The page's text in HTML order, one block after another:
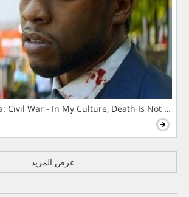
Civil War - In My Culture, Death Is Not The
عرض المزيد